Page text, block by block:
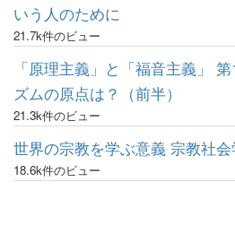
いう人のために
21.7k件のビュー
「原理主義」と「福音主義」
ズムの原点は？（前半）
21.3k件のビュー
世界の宗教を学ぶ意義 宗教社
18.6k件のビュー